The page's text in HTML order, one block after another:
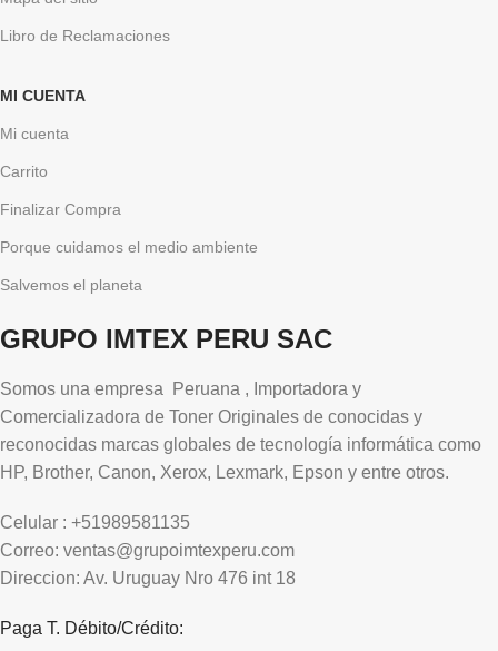
Libro de Reclamaciones
MI CUENTA
Mi cuenta
Carrito
Finalizar Compra
Porque cuidamos el medio ambiente
Salvemos el planeta
GRUPO IMTEX PERU SAC
Somos una empresa Peruana , Importadora y
Comercializadora de Toner Originales de conocidas y
reconocidas marcas globales de tecnología informática como
HP, Brother, Canon, Xerox, Lexmark, Epson y entre otros.
Celular : +51989581135
Correo: ventas@grupoimtexperu.com
Direccion: Av. Uruguay Nro 476 int 18
Paga T. Débito/Crédito: